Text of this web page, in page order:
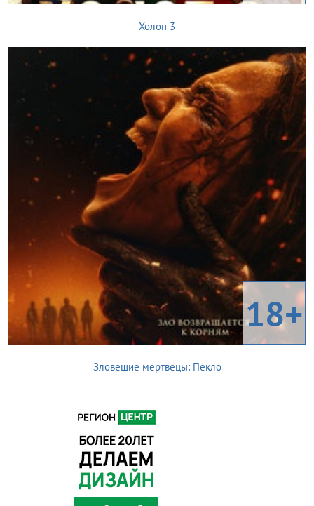
Холоп 3
18+
Зловещие мертвецы: Пекло